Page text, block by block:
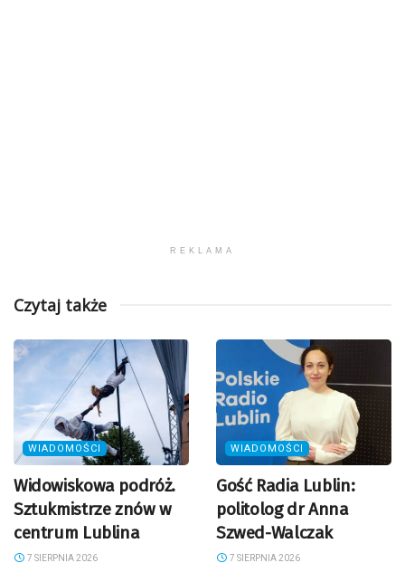
REKLAMA
Czytaj także
WIADOMOŚCI
Widowiskowa podróż.
Sztukmistrze znów w
centrum Lublina
7 SIERPNIA 2026
WIADOMOŚCI
Gość Radia Lublin:
politolog dr Anna
Szwed-Walczak
7 SIERPNIA 2026